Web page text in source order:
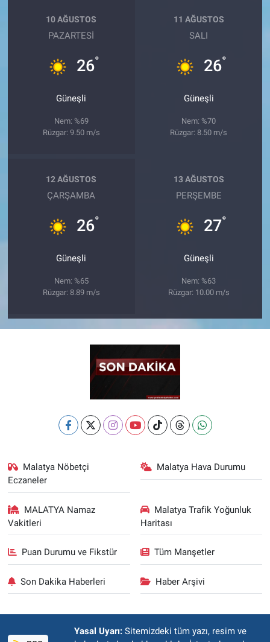
10 AĞUSTOS
PAZARTESI
26°
Güneşli
Nem: %69
Rüzgar: 9.50 m/s
11 AĞUSTOS
SALI
26°
Güneşli
Nem: %70
Rüzgar: 8.50 m/s
12 AĞUSTOS
ÇARŞAMBA
26°
Güneşli
Nem: %65
Rüzgar: 8.89 m/s
13 AĞUSTOS
PERŞEMBE
27°
Güneşli
Nem: %63
Rüzgar: 10.00 m/s
Malatya Nöbetçi
Eczaneler
Malatya Hava Durumu
MALATYA Namaz
Vakitleri
Malatya Trafik Yoğunluk
Haritası
Puan Durumu ve Fikstür Tüm Manşetler
Son Dakika Haberleri Haber Arşivi
Yasal Uyarı: Sitemizdeki tüm yazı, resim ve